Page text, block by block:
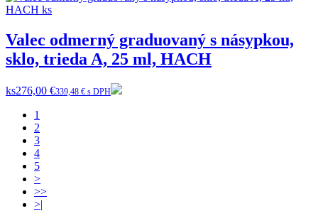
Valec odmerný graduovaný s násypkou,
sklo, trieda A, 25 ml, HACH
ks276,00 €339,48 € s DPH
1
2
3
4
5
>
>>
>|